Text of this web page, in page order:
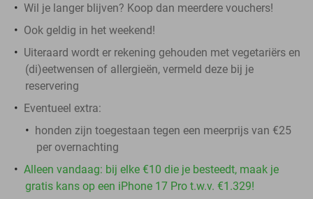
Wil je langer blijven? Koop dan meerdere vouchers!
Ook geldig in het weekend!
Uiteraard wordt er rekening gehouden met vegetariërs en
(di)eetwensen of allergieën, vermeld deze bij je
reservering
Eventueel extra:
honden zijn toegestaan tegen een meerprijs van €25
per overnachting
Alleen vandaag: bij elke €10 die je besteedt, maak je
gratis kans op een iPhone 17 Pro t.w.v. €1.329!